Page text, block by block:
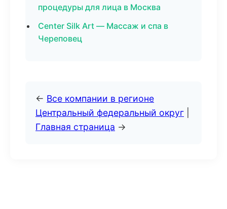
процедуры для лица в Москва
Center Silk Art — Массаж и спа в
Череповец
← Все компании в регионе
Центральный федеральный округ
Главная страница →